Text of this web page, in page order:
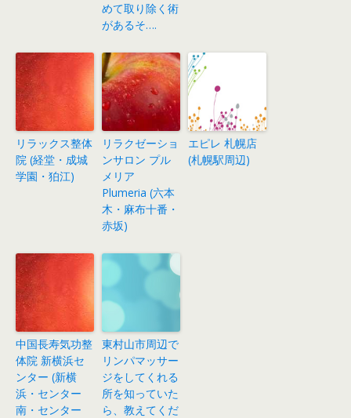
めて取り除く術
があるそ….
リラックス整体
院 (経堂・成城
学園・狛江)
リラクゼーショ
ンサロン プル
メリア
Plumeria (六本
木・麻布十番・
赤坂)
エピレ 札幌店
(札幌駅周辺)
中国長寿気功整
体院 新横浜セ
ンター (新横
浜・センター
南・センター
東村山市周辺で
リンパマッサー
ジをしてくれる
所を知っていた
ら、教えてくだ